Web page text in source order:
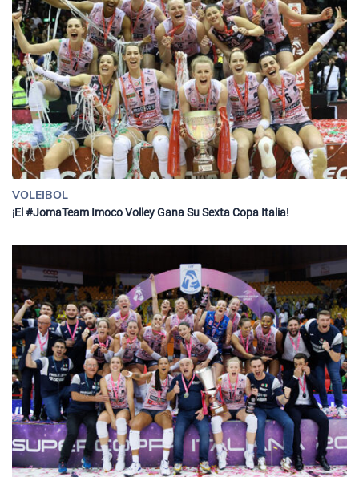
VOLEIBOL
¡El #JomaTeam Imoco Volley Gana Su Sexta Copa Italia!